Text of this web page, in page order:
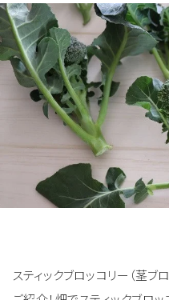
スティックブロッコリー（茎